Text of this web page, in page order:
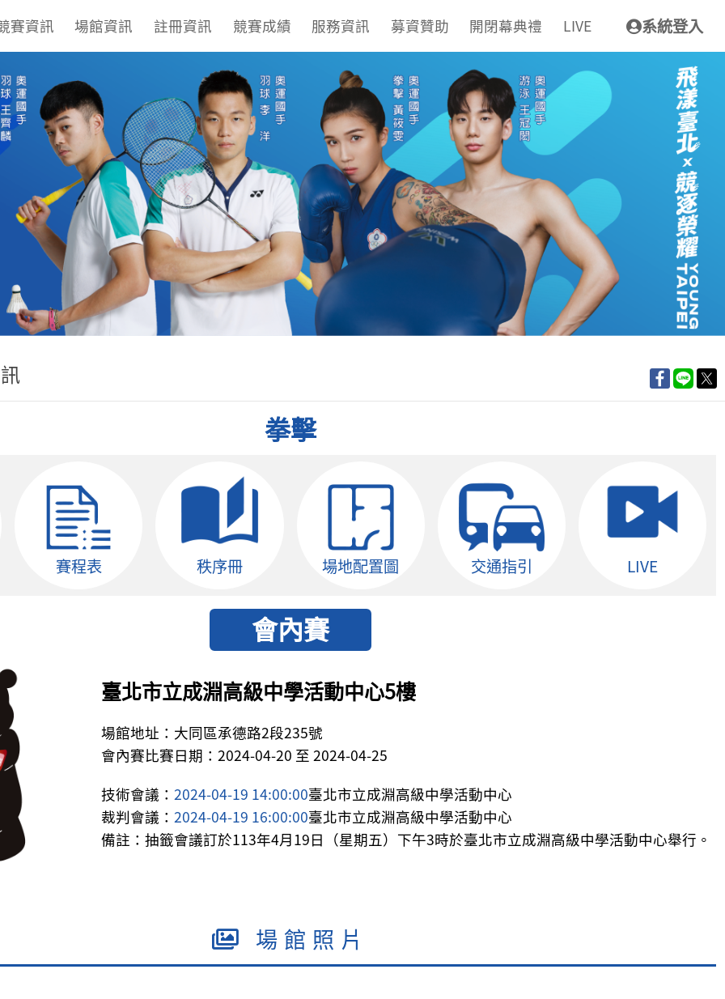
賽資訊 場館資訊 註冊資訊 競賽成績 服務資訊 募資贊助 開閉幕典禮 LIVE 系統登入
拳擊
賽程表 秩序冊 場地配置圖 交通指引 LIVE
臺北市立成淵高級中學活動中心5樓
場館地址：大同區承德路2段235號
會內賽比賽日期：2024-04-20 至 2024-04-25
技術會議： 2024-04-19 14:00:00臺北市立成淵高級中學活動中心
裁判會議： 2024-04-19 16:00:00臺北市立成淵高級中學活動中心
備註：抽籤會議訂於113年4月19日（星期五）下午3時於臺北市立成淵高級中學活動中心舉行。
場館照片